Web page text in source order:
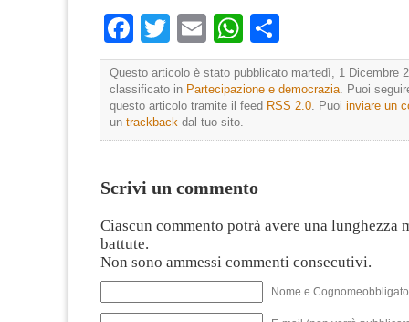
Facebook
TwitterEmailWhatsApp
Questo articolo è stato pubblicato martedì, 1 Dicembre
classificato in Partecipazione e democrazia. Puoi
questo articolo tramite il feed RSS 2.0. Puoi inviare un
un trackback dal tuo sito.
Scrivi un commento
Ciascun commento potrà avere una lunghezza
battute.
Non sono ammessi commenti consecutivi.
Nome e